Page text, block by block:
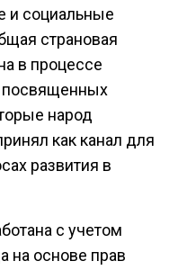
и социальные
страновая
в процессе
посвященных
народ
как канал для
развития в
с учетом
на основе прав